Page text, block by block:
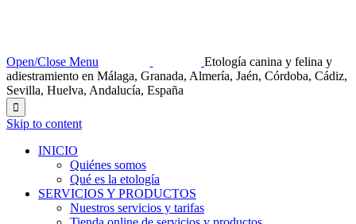
Open/Close Menu
Etología canina y felina y
adiestramiento en Málaga, Granada, Almería, Jaén, Córdoba, Cádiz,
Sevilla, Huelva, Andalucía, España

Skip to content
INICIO
Quiénes somos
Qué es la etología
SERVICIOS Y PRODUCTOS
Nuestros servicios y tarifas